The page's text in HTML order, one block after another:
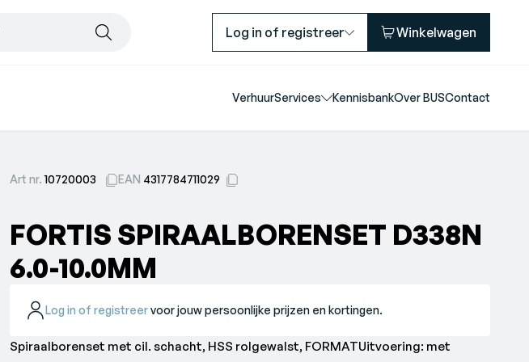
Log in of registreer Winkelwagen
VerhuurServices KennisbankOver BUSContact
Art nr.10720003 EAN 4317784711029
FORTIS SPIRAALBORENSET D338N
6.0-10.0MM
Log in of registreervoor jouw persoonlijke prijzen en kortingen.
Spiraalborenset met cil. schacht, HSS rolgewalst, FORMATUitvoering: met